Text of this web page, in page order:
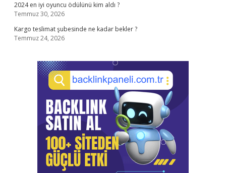
2024 en iyi oyuncu ödülünü kim aldı ?
Temmuz 30, 2026
Kargo teslimat şubesinde ne kadar bekler ?
Temmuz 24, 2026